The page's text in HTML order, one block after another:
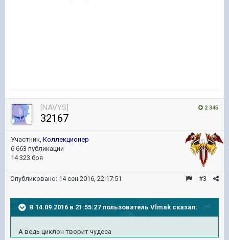
2 345
[NAVYS]
32167
Участник, Коллекционер
6 663 публикации
14 323 боя
#3
Опубликовано: 14 сен 2016, 22:17:51
В 14.09.2016 в 21:55:27 пользователь Vlmak сказал:
А ведь циклон творит чудеса